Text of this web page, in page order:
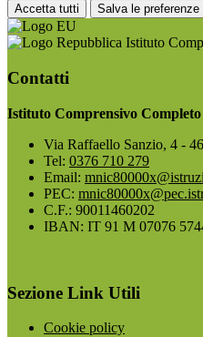
Accetta tutti Salva le preferenze
Istituto
Contatti
Istituto Comprensivo Completo
Via Raffaello Sanzio, 4 -
Tel: 0376 710 279
Email:
PEC:
C.F.: 90011460202
IBAN: IT 91 M 07076
Sezione Link Utili
Cookie policy